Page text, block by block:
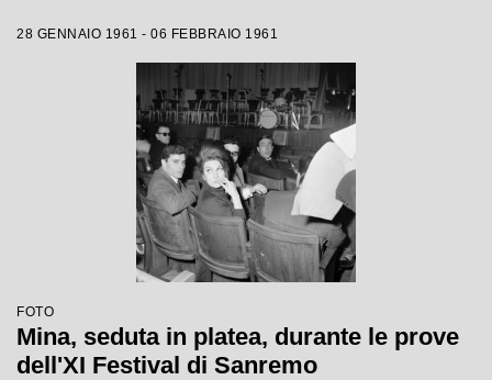
28 GENNAIO 1961 - 06 FEBBRAIO 1961
FOTO
Mina, seduta in platea, durante le prove
dell'XI Festival di Sanremo